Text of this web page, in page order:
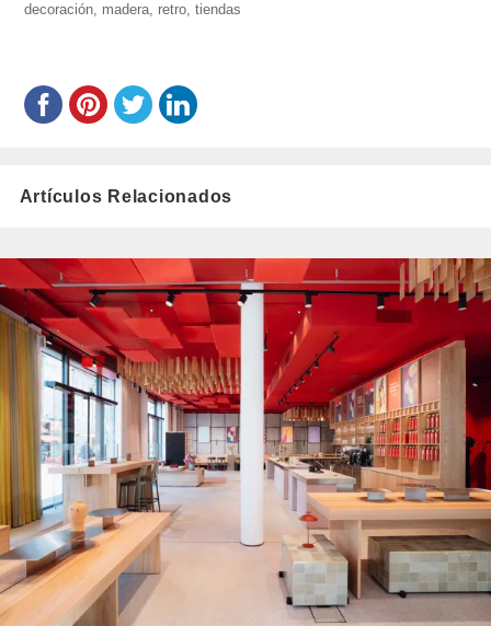
roque/
el
decoración, madera, retro,tiendas
Artículos Relacionados